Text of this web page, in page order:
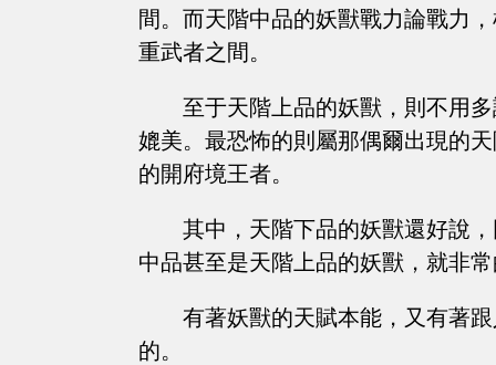
間。而天階中品的妖獸戰力論戰力
重武者之間。
至于天階上品的妖獸，則不用
媲美。最恐怖的則屬那偶爾出現的
的開府境王者。
其中，天階下品的妖獸還好說
中品甚至是天階上品的妖獸，就非
有著妖獸的天賦本能，又有著
的。